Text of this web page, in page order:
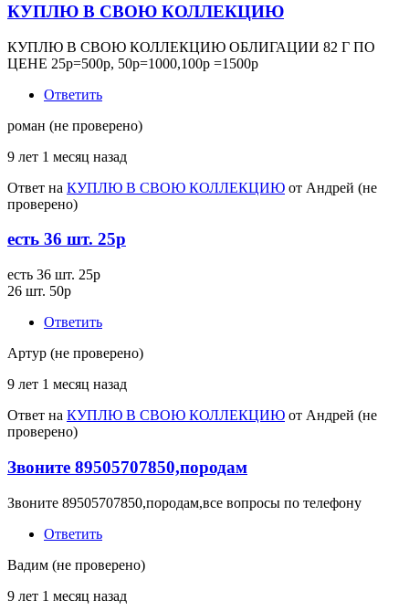
КУПЛЮ В СВОЮ КОЛЛЕКЦИЮ
КУПЛЮ В СВОЮ КОЛЛЕКЦИЮ ОБЛИГАЦИИ 82 Г ПО
ЦЕНЕ 25р=500р, 50р=1000,100р =1500р
Ответить
роман (не проверено)
9 лет 1 месяц назад
Ответ на КУПЛЮ В СВОЮ КОЛЛЕКЦИЮ от Андрей (не
проверено)
есть 36 шт. 25р
есть 36 шт. 25р
26 шт. 50р
Ответить
Артур (не проверено)
9 лет 1 месяц назад
Ответ на КУПЛЮ В СВОЮ КОЛЛЕКЦИЮ от Андрей (не
проверено)
Звоните 89505707850,породам
Звоните 89505707850,породам,все вопросы по телефону
Ответить
Вадим (не проверено)
9 лет 1 месяц назад